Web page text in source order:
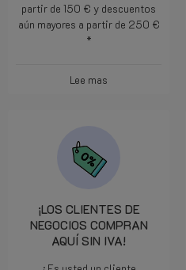
partir de 150 € y descuentos
aún mayores a partir de 250 €
*
Lee mas
¡LOS CLIENTES DE
NEGOCIOS COMPRAN
AQUÍ SIN IVA!